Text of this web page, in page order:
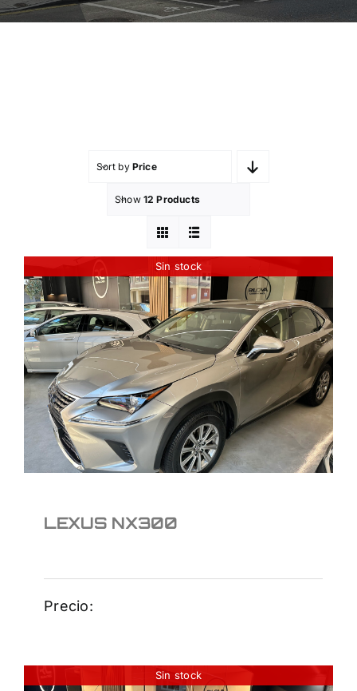
Sort by Price
Show 12 Products
Sin stock
LEXUS NX300
LEXUS NX300
Precio:
Sin stock